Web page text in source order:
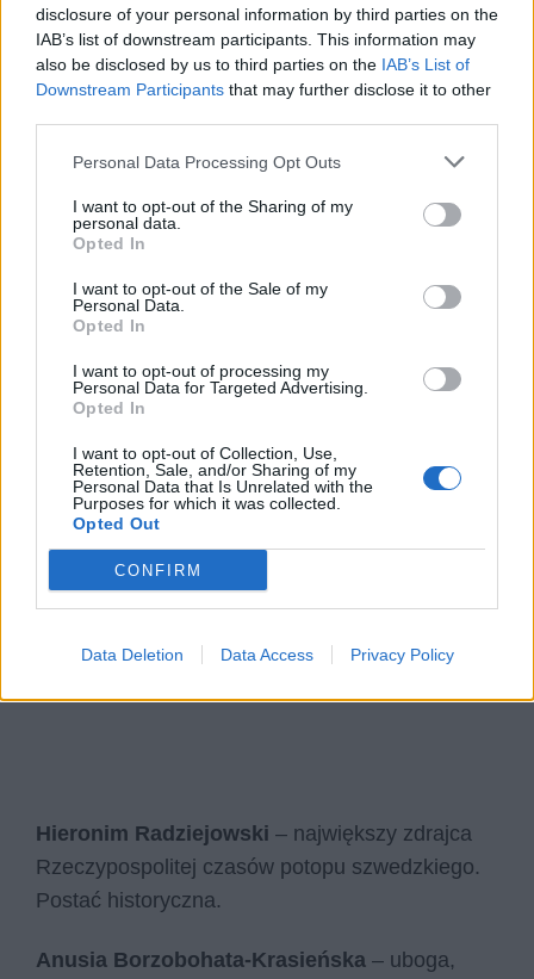
disclosure of your personal information by third parties on the
IAB’s list of downstream participants. This information may
also be disclosed by us to third parties on the IAB’s List of
Downstream Participants that may further disclose it to other
Personal Data Processing Opt Outs
I want to opt-out of the Sharing of my
personal data.
Opted In
I want to opt-out of the Sale of my
Personal Data.
Opted In
I want to opt-out of processing my
Personal Data for Targeted Advertising.
Opted In
I want to opt-out of Collection, Use,
Retention, Sale, and/or Sharing of my
Personal Data that Is Unrelated with the
Purposes for which it was collected.
Opted Out
CONFIRM
Data Deletion Data Access Privacy Policy
Charłamp– jeden z dowódców książęcych,
pułkownik dragonów, przyjaciel Michała
Wołodyjowskiego.
Burchard Miller– szwedzki generał, słynny
wojownik i dobry żołnierz. Jeden z dowódców
oblężenia Jasnej Góry.
Hieronim Radziejowski – największy zdrajca
Rzeczypospolitej czasów potopu szwedzkiego.
Postać historyczna.
Anusia Borzobohata-Krasieńska – uboga,